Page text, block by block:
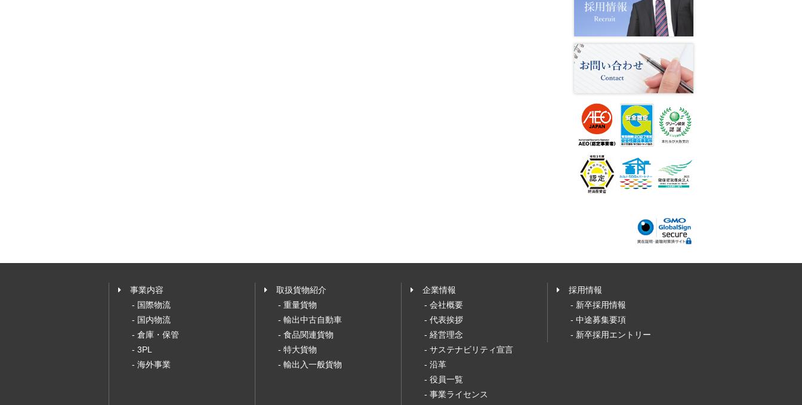
事業内容
- 国際物流
- 国内物流
- 倉庫・保管
- 3PL
- 海外事業
取扱貨物紹介
- 重量貨物
- 輸出中古自動車
- 食品関連貨物
- 特大貨物
- 輸出入一般貨物
企業情報
- 会社概要
- 代表挨拶
- 経営理念
- サステナビリティ宣言
- 沿革
- 役員一覧
- 事業ライセンス
採用情報
- 新卒採用情報
- 中途募集要項
- 新卒採用エントリー